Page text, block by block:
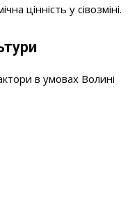
цінність у сівозміні.
в умовах Волині